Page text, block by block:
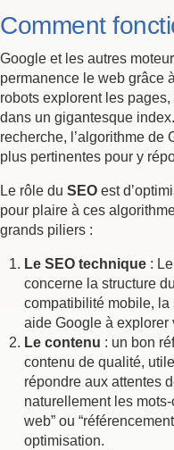
Comment
Google et les autres
permanence le web grâce
robots explorent les
dans un gigantesque
recherche, l’algorithme de
plus pertinentes pour y
Le rôle du SEO est
pour plaire à ces
grands piliers :
Le SEO technique : Le
concerne la structure
compatibilité mobile, la
aide Google à explorer
Le contenu : un bon
contenu de qualité,
répondre aux attentes
naturellement les
web” ou
optimisation.